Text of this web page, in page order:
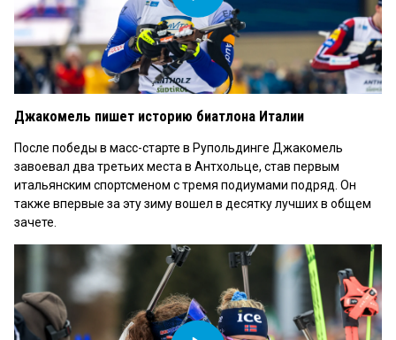
Play
Video
Джакомель пишет историю биатлона Италии
После победы в масс-старте в Рупольдинге Джакомель
завоевал два третьих места в Антхольце, став первым
итальянским спортсменом с тремя подиумами подряд. Он
также впервые за эту зиму вошел в десятку лучших в общем
зачете.